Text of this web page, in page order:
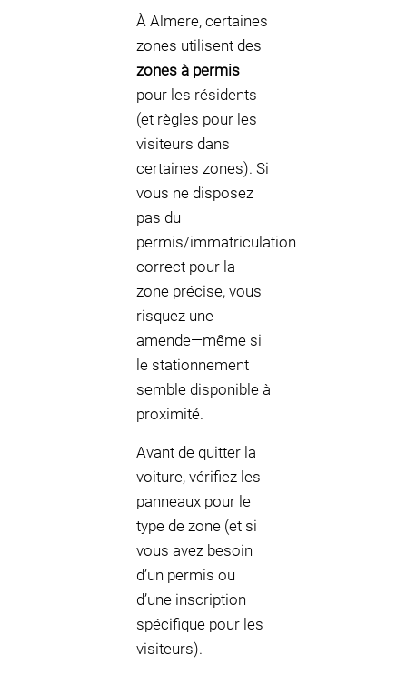
À Almere, certaines
zones utilisent des
zones à permis
pour les résidents
(et règles pour les
visiteurs dans
certaines zones). Si
vous ne disposez
pas du
permis/immatriculation
correct pour la
zone précise, vous
risquez une
amende—même si
le stationnement
semble disponible à
proximité.
Avant de quitter la
voiture, vérifiez les
panneaux pour le
type de zone (et si
vous avez besoin
d’un permis ou
d’une inscription
spécifique pour les
visiteurs).